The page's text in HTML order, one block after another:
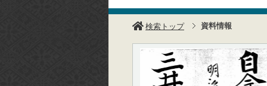
検索トップ 資料情報